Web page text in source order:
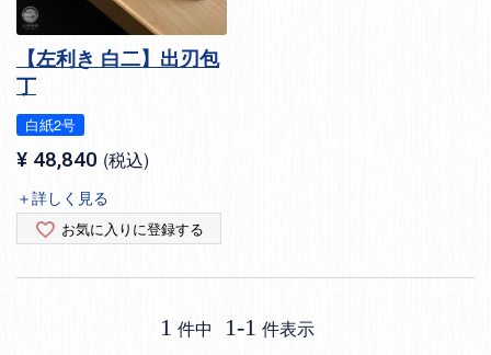
【左利き 白二】出刃包
丁
白紙2号
¥ 48,840 税込
＋詳しく見る
お気に入りに登録する
1 件中 1-1 件表示